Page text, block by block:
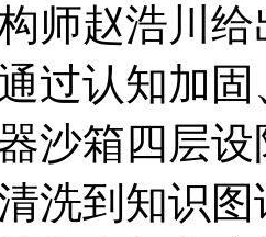
师赵浩川给
通过认知加固
沙箱四层设
洗到知识